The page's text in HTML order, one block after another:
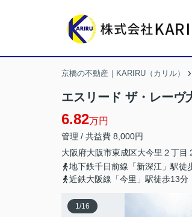
京橋の不動産｜KARIRU（カリル）
エスリード ザ・レーヴ
6.82万円
管理 / 共益費 8,000円
大阪府大阪市東成区大今里 ２丁目
地下鉄千日前線「新深江」駅徒
近鉄大阪線「今里」駅徒歩13分
1/16